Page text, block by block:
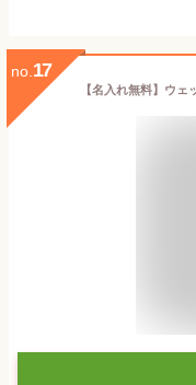
no. 17